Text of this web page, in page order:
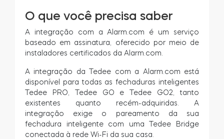
O que você precisa saber
A integração com a Alarm.com é um serviço
baseado em assinatura, oferecido por meio de
instaladores certificados da Alarm.com.
A integração da Tedee com a Alarm.com está
disponível para todas as fechaduras inteligentes
Tedee PRO, Tedee GO e Tedee GO2, tanto
existentes quanto recém-adquiridas. A
integração exige o pareamento da sua
fechadura inteligente com uma Tedee Bridge
conectada à rede Wi-Fi da sua casa.